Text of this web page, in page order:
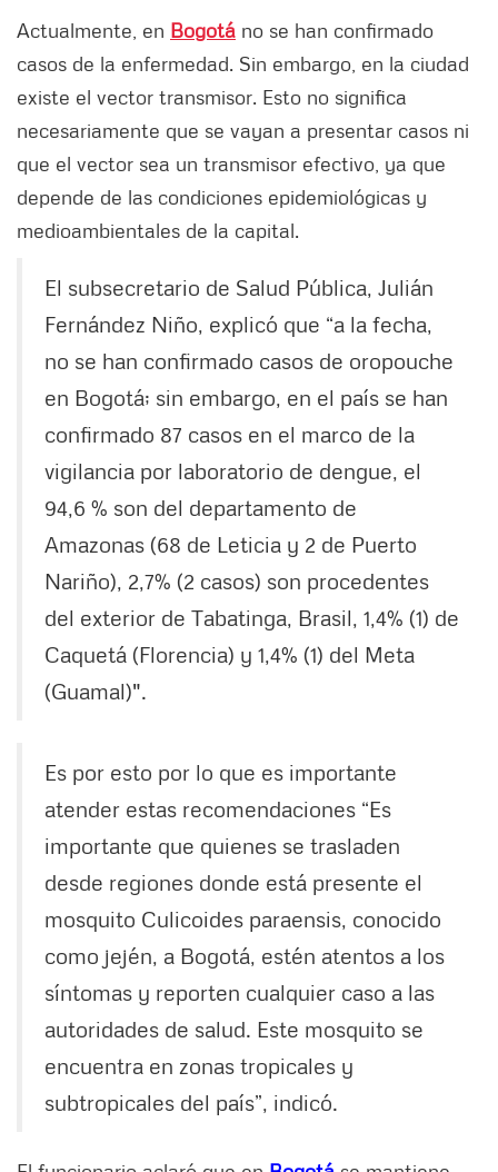
Actualmente, en Bogotá no se han confirmado
casos de la enfermedad. Sin embargo, en la ciudad
existe el vector transmisor. Esto no significa
necesariamente que se vayan a presentar casos ni
que el vector sea un transmisor efectivo, ya que
depende de las condiciones epidemiológicas y
medioambientales de la capital.
El subsecretario de Salud Pública, Julián
Fernández Niño, explicó que “a la fecha,
no se han confirmado casos de oropouche
en Bogotá; sin embargo, en el país se han
confirmado 87 casos en el marco de la
vigilancia por laboratorio de dengue, el
94,6 % son del departamento de
Amazonas (68 de Leticia y 2 de Puerto
Nariño), 2,7% (2 casos) son procedentes
del exterior de Tabatinga, Brasil, 1,4% (1) de
Caquetá (Florencia) y 1,4% (1) del Meta
(Guamal)".
Es por esto por lo que es importante
atender estas recomendaciones “Es
importante que quienes se trasladen
desde regiones donde está presente el
mosquito Culicoides paraensis, conocido
como jején, a Bogotá, estén atentos a los
síntomas y reporten cualquier caso a las
autoridades de salud. Este mosquito se
encuentra en zonas tropicales y
subtropicales del país”, indicó.